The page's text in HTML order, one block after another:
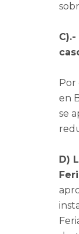
Por
en
se
D)